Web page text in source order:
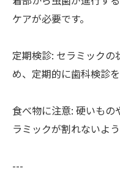
ケアが必要です。
定期検診: セラミック
め、定期的に歯科検診
食べ物に注意: 硬いもの
ラミックが割れないよ
---